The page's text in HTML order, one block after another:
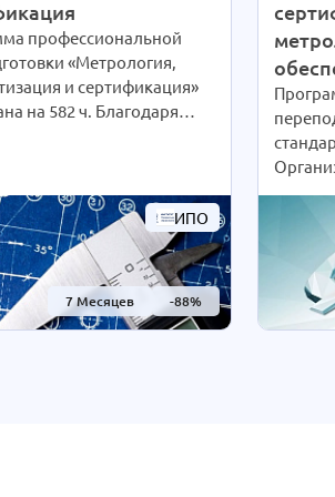
ИПО
7 Месяцев -88%
профессиональной
«Метрология,
и сертификация»
на 582 ч. Благодаря
При Вашем
курса
экстерном
В 2 РАЗА!
уточняйте по
на сайте или отправьте